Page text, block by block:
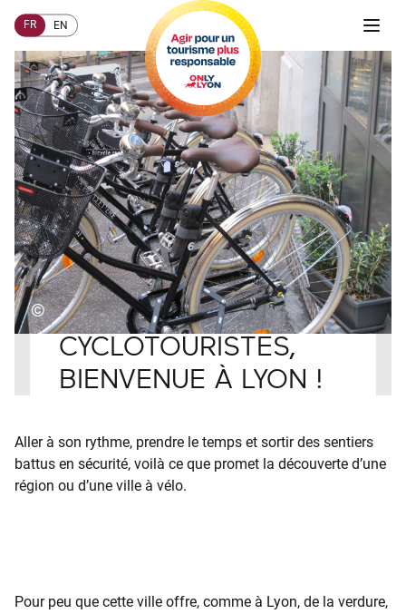
FR EN
© Accueil COMMENT AGIR ? Visiteurs
CYCLOTOURISTES,
BIENVENUE À LYON !
Aller à son rythme, prendre le temps et sortir des sentiers
battus en sécurité, voilà ce que promet la découverte d’une
région ou d’une ville à vélo.
Pour peu que cette ville offre, comme à Lyon, de la verdure,